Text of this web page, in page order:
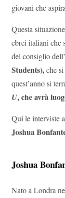
giovani che
Questa
ebrei italiani che
del consiglio dell’
Students),che
quest’anno si
U, che avrà
Qui le interviste
Joshua
Joshua
Nato a Londra